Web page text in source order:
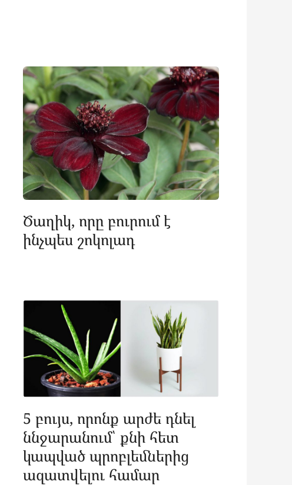
Ծաղիկ, որը բուրում է
ինչպես շոկոլադ
5 բույս, որոնք արժե դնել
ննջարանում՝ քնի հետ
կապված պրոբլեմներից
ազատվելու համար